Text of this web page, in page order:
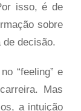
isso, é de
sobre
de decisão.
“feeling” e
Mas
a intuição